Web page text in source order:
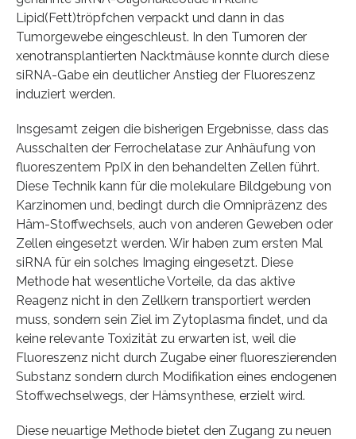
Lipid(Fett)tröpfchen verpackt und dann in das
Tumorgewebe eingeschleust. In den Tumoren der
xenotransplantierten Nacktmäuse konnte durch diese
siRNA-Gabe ein deutlicher Anstieg der Fluoreszenz
induziert werden.
Insgesamt zeigen die bisherigen Ergebnisse, dass das
Ausschalten der Ferrochelatase zur Anhäufung von
fluoreszentem PpIX in den behandelten Zellen führt.
Diese Technik kann für die molekulare Bildgebung von
Karzinomen und, bedingt durch die Omnipräzenz des
Häm-Stoffwechsels, auch von anderen Geweben oder
Zellen eingesetzt werden. Wir haben zum ersten Mal
siRNA für ein solches Imaging eingesetzt. Diese
Methode hat wesentliche Vorteile, da das aktive
Reagenz nicht in den Zellkern transportiert werden
muss, sondern sein Ziel im Zytoplasma findet, und da
keine relevante Toxizität zu erwarten ist, weil die
Fluoreszenz nicht durch Zugabe einer fluoreszierenden
Substanz sondern durch Modifikation eines endogenen
Stoffwechselwegs, der Hämsynthese, erzielt wird.
Diese neuartige Methode bietet den Zugang zu neuen